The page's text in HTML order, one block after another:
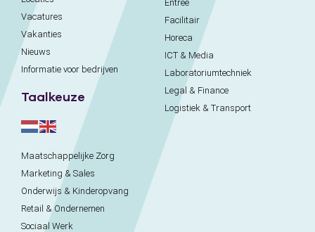
Vacatures
Vakanties
Nieuws
Informatie voor bedrijven
Taalkeuze
Entree
Facilitair
Horeca
ICT & Media
Laboratoriumtechniek
Legal & Finance
Logistiek & Transport
Maatschappelijke Zorg
Marketing & Sales
Onderwijs & Kinderopvang
Retail & Ondernemen
Sociaal Werk